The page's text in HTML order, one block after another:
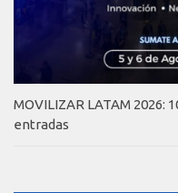
MOVILIZAR LATAM 2026:
entradas